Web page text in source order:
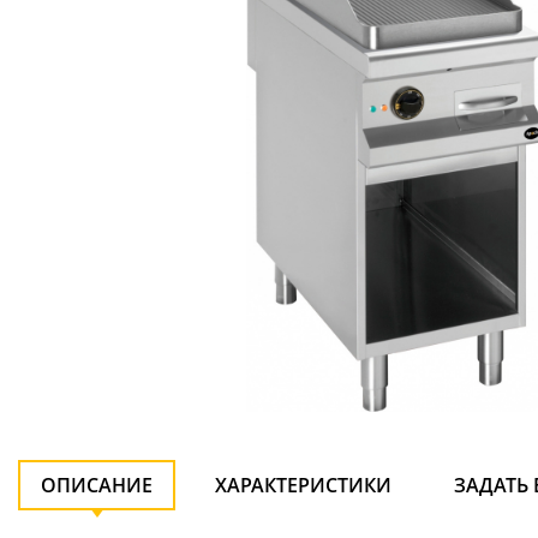
ОПИСАНИЕ ХАРАКТЕРИСТИКИ ЗАДАТЬ